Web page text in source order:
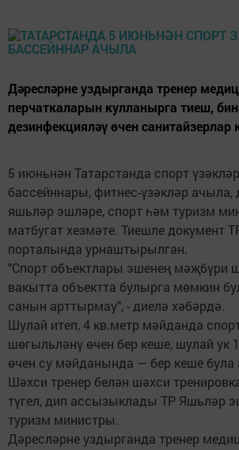
Дәресләрне уздырганда тренер
перчаткаларын кулланырга тиеш,
дезинфекцияләү өчен санитайзерлар
5 июньнән Татарстанда спорт
бассейннары, фитнес-үзәкләр ачыла,
яшьләр эшләре, спорт һәм туризм
матбугат хезмәте. Тиешле документ
порталында урнаштырылган.
"Спорт объектлары эшенең мәҗбүри
вакытта объектта булырга мөмкин
санын арттырмау", - диелә хәбәрдә.
Шулай итеп, 4 кв.метр мәйданда
шөгыльләнү өчен бер кеше, шулай ук
өчен су мәйданында — бер кеше була
Шәхси тренер белән шәхси
түгел, дип ассызыклады ТР Яшьләр
туризм министры.
Дәресләрне уздырганда тренер